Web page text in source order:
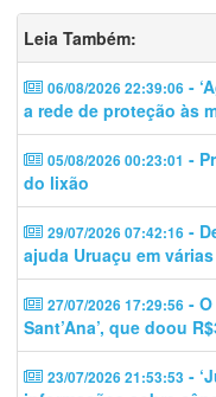
Leia Também:
06/08/2026 22:39:06 -
a rede de proteção às
05/08/2026 00:23:01 -
do lixão
29/07/2026 07:42:16 -
ajuda Uruaçu em
27/07/2026 17:29:56 -
Sant’Ana’, que doou
23/07/2026 21:53:53 -